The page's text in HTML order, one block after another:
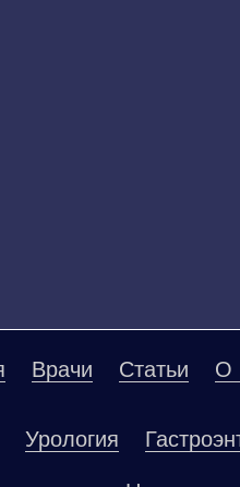
Врачи Статьи О
Урология